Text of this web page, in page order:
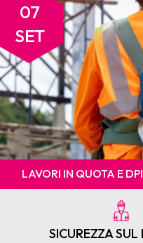
07
SET
LAVORI IN QUOTA E
SICUREZZA